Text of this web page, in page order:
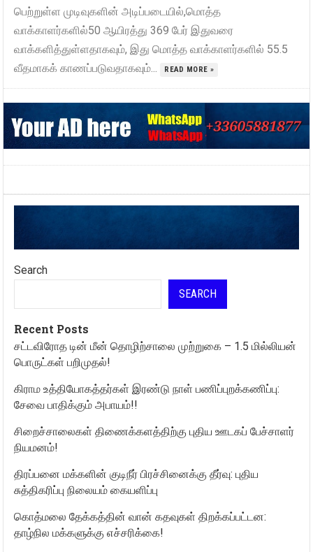
பெற்றுள்ள முடிவுகளின் அடிப்படையில்,மொத்த
வாக்காளர்களில்50 ஆயிரத்து 369 பேர் இதுவரை
வாக்களித்துள்ளதாகவும், இது மொத்த வாக்காளர்களில் 55.5
வீதமாகக் காணப்படுவதாகவும்...
READ MORE »
Search
SEARCH
Recent Posts
சட்டவிரோத டின் மீன் தொழிற்சாலை முற்றுகை – 1.5 மில்லியன்
பொருட்கள் பறிமுதல்!
கிராம உத்தியோகத்தர்கள் இரண்டு நாள் பணிப்புறக்கணிப்பு:
சேவை பாதிக்கும் அபாயம்!!
சிறைச்சாலைகள் திணைக்களத்திற்கு புதிய ஊடகப் பேச்சாளர்
நியமனம்!
திரப்பனை மக்களின் குடிநீர் பிரச்சினைக்கு தீர்வு: புதிய
சுத்திகரிப்பு நிலையம் கையளிப்பு
கொத்மலை தேக்கத்தின் வான் கதவுகள் திறக்கப்பட்டன:
தாழ்நில மக்களுக்கு எச்சரிக்கை!